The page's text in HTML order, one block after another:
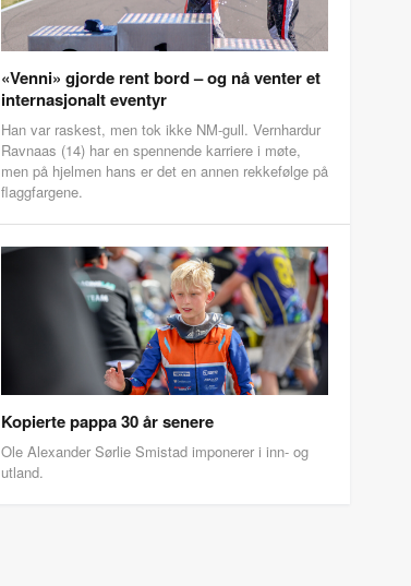
«Venni» gjorde rent bord – og nå venter et
internasjonalt eventyr
Han var raskest, men tok ikke NM-gull. Vernhardur
Ravnaas (14) har en spennende karriere i møte,
men på hjelmen hans er det en annen rekkefølge på
flaggfargene.
Kopierte pappa 30 år senere
Ole Alexander Sørlie Smistad imponerer i inn- og
utland.